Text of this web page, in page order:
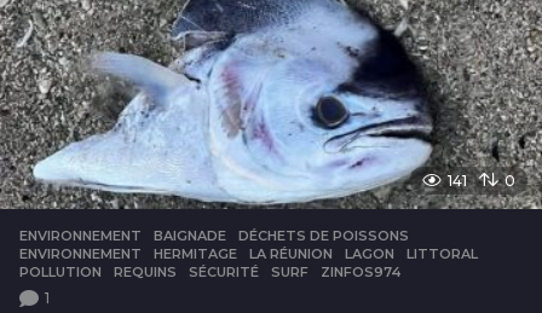
141 0
ENVIRONNEMENT BAIGNADE ,DÉCHETS DE POISSONS
ENVIRONNEMENT
,HERMITAGE ,LA RÉUNION ,LAGON ,LITTORAL
POLLUTION
,REQUINS ,SÉCURITÉ ,SURF ,ZINFOS974
1